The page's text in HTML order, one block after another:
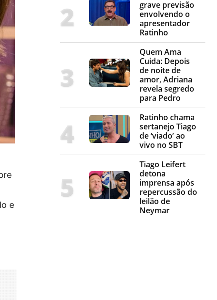
e
grave previsão
envolvendo o
apresentador
Ratinho
Quem Ama
Cuida: Depois
de noite de
amor, Adriana
revela segredo
para Pedro
Ratinho chama
sertanejo Tiago
de ‘viado’ ao
vivo no SBT
Tiago Leifert
detona
imprensa após
repercussão do
leilão de
Neymar